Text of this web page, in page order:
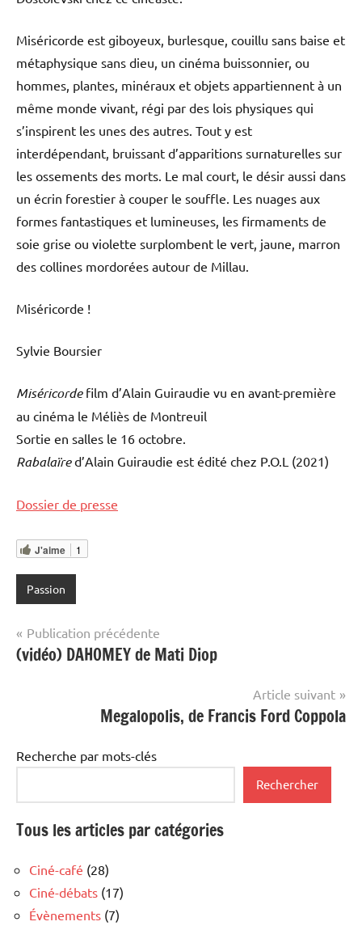
Miséricorde est giboyeux, burlesque, couillu sans baise et
métaphysique sans dieu, un cinéma buissonnier, ou
hommes, plantes, minéraux et objets appartiennent à un
même monde vivant, régi par des lois physiques qui
s’inspirent les unes des autres. Tout y est
interdépendant, bruissant d’apparitions surnaturelles sur
les ossements des morts. Le mal court, le désir aussi dans
un écrin forestier à couper le souffle. Les nuages aux
formes fantastiques et lumineuses, les firmaments de
soie grise ou violette surplombent le vert, jaune, marron
des collines mordorées autour de Millau.
Miséricorde !
Sylvie Boursier
Miséricorde film d’Alain Guiraudie vu en avant-première
au cinéma le Méliès de Montreuil
Sortie en salles le 16 octobre.
Rabalaïred’Alain Guiraudie est édité chez P.O.L (2021)
Dossier de presse
J'aime 1
Passion
Navigation
de
Publication précédente
(vidéo) DAHOMEY de Mati Diop
Article suivant
Megalopolis, de Francis Ford Coppola
Recherche par mots-clés
Rechercher
Tous les articles par catégories
Ciné-café (28)
Ciné-débats (17)
Évènements (7)